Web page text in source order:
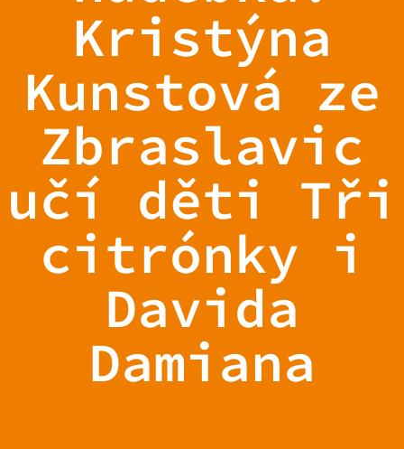
Kristýna
Kunstová ze
Zbraslavic
učí děti Tři
citrónky i
Davida
Damiana